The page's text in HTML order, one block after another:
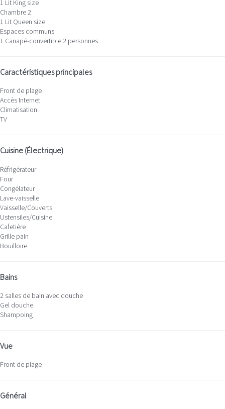
1 Lit King size
Chambre 2
1 Lit Queen size
Espaces communs
1 Canapé-convertible 2 personnes
Caractéristiques principales
Front de plage
Accès Internet
Climatisation
TV
Cuisine (Électrique)
Réfrigérateur
Four
Congélateur
Lave-vaisselle
Vaisselle/Couverts
Ustensiles/Cuisine
Cafetière
Grille pain
Bouilloire
Bains
2 salles de bain avec douche
Gel douche
Shampoing
Vue
Front de plage
Général